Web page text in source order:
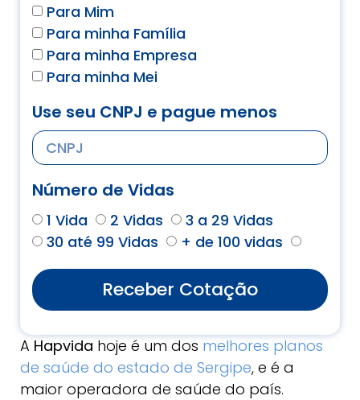
Para Mim
Para minha Família
Para minha Empresa
Para minha Mei
Use seu CNPJ e pague menos
Número de Vidas
1 Vida 2 Vidas
3 a 29 Vidas
30 até 99 Vidas
+ de 100 vidas
Receber Cotação
A Hapvida hoje é um dos melhores planos
de saúde do estado de Sergipe, e é a
maior operadora de saúde do país.